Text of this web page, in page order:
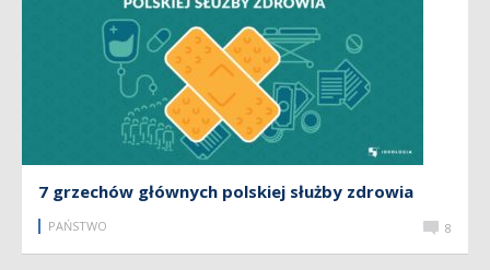
7 grzechów głównych polskiej służby zdrowia
PAŃSTWO 8